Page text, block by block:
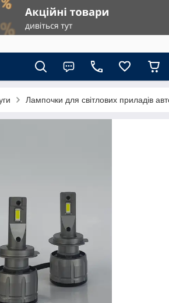
Лампочки для світлових приладів